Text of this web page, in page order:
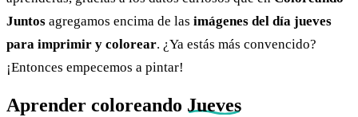
Juntos agregamos encima de las imágenes del día jueves
para imprimir y colorear. ¿Ya estás más convencido?
¡Entonces empecemos a pintar!
Aprender coloreando Jueves